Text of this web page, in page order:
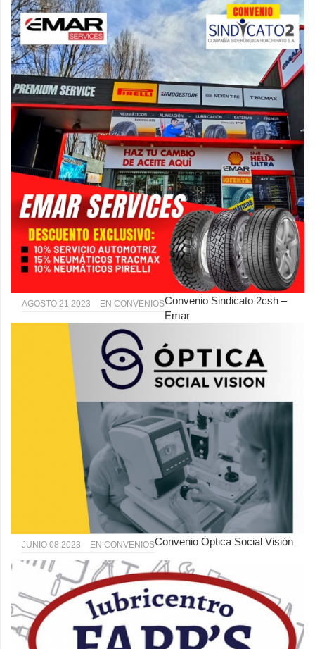
AGOSTO 21 2023 EN CONVENIOSConvenio Sindicato 2csh –
Emar
JUNIO 08 2023 EN CONVENIOSConvenio Óptica Social Visión